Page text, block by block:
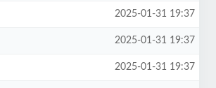
2025-01-31 19:37
2025-01-31 19:37
2025-01-31 19:37